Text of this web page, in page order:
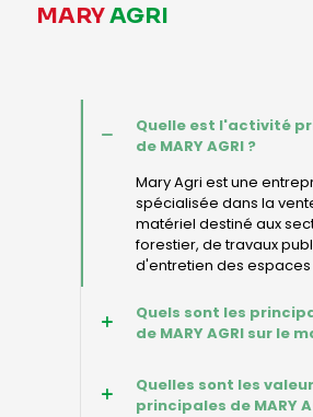
MARYAGRI
Quelle est l'activité
de MARY AGRI ?
Mary Agri est une
spécialisée dans la
matériel destiné aux
forestier, de travaux
d'entretien des espaces
Quels sont les
de MARY AGRI sur le
Quelles sont les
principales de MARY